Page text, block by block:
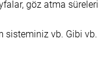
göz atma süreleri
sisteminiz vb. Gibi vb.